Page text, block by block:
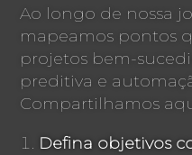
Ao longo de nossa
mapeamos pontos
projetos bem-
preditiva e
Compartilhamos
Defina objetivos